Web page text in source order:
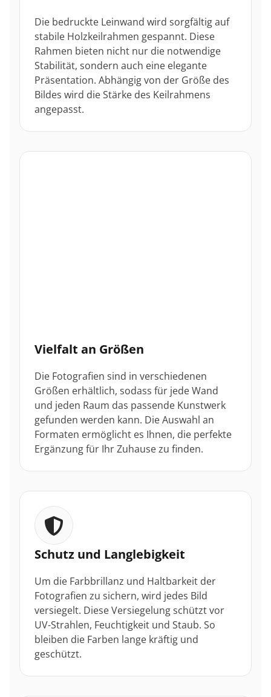
Die bedruckte Leinwand wird sorgfältig auf
stabile Holzkeilrahmen gespannt. Diese
Rahmen bieten nicht nur die notwendige
Stabilität, sondern auch eine elegante
Präsentation. Abhängig von der Größe des
Bildes wird die Stärke des Keilrahmens
angepasst.
Vielfalt an Größen
Die Fotografien sind in verschiedenen
Größen erhältlich, sodass für jede Wand
und jeden Raum das passende Kunstwerk
gefunden werden kann. Die Auswahl an
Formaten ermöglicht es Ihnen, die perfekte
Ergänzung für Ihr Zuhause zu finden.
Schutz und Langlebigkeit
Um die Farbbrillanz und Haltbarkeit der
Fotografien zu sichern, wird jedes Bild
versiegelt. Diese Versiegelung schützt vor
UV-Strahlen, Feuchtigkeit und Staub. So
bleiben die Farben lange kräftig und
geschützt.